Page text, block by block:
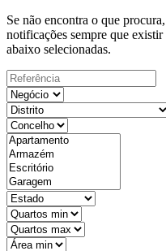
Se não encontra o que
notificações sempre que
abaixo selecionadas.